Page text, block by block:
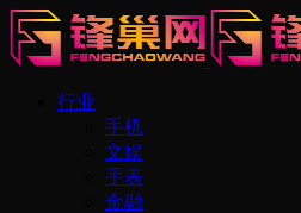
行业
手机
文娱
手表
金融